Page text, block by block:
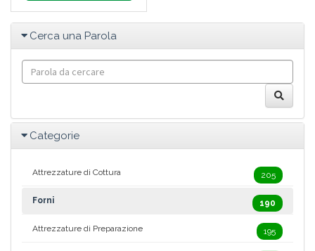
Cerca una Parola
Categorie
Attrezzature di Cottura 205
Forni 190
Attrezzature di Preparazione 195